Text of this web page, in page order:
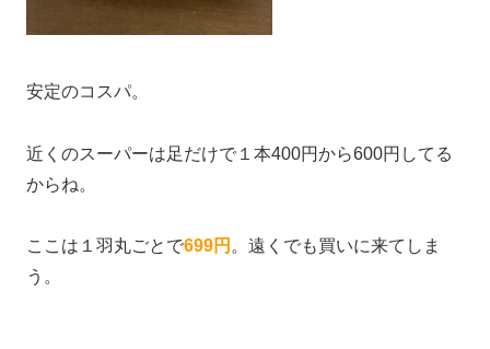
安定のコスパ。
近くのスーパーは足だけで１本400円から600円してる
からね。
ここは１羽丸ごとで699円 。遠くでも買いに来てしま
う。